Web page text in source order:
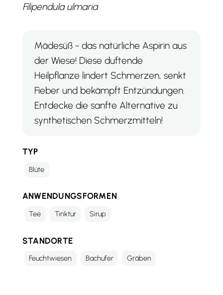
Filipendula ulmaria
Mädesüß - das natürliche Aspirin aus
der Wiese! Diese duftende
Heilpflanze lindert Schmerzen, senkt
Fieber und bekämpft Entzündungen.
Entdecke die sanfte Alternative zu
synthetischen Schmerzmitteln!
TYP
Blüte
ANWENDUNGSFORMEN
Tee Tinktur Sirup
STANDORTE
Feuchtwiesen Bachufer Gräben